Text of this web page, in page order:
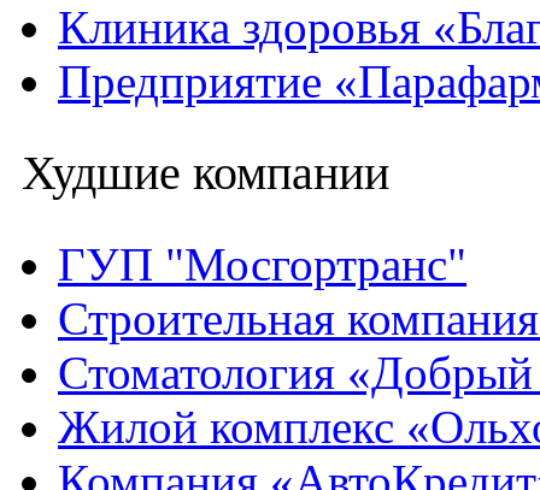
Клиника здоровья
Предприятие
Худшие компании
ГУП "Мосгортранс"
Строительная
Стоматология
Жилой комплекс